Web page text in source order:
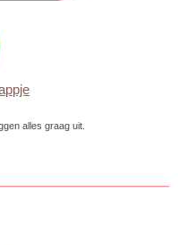
alles graag uit.